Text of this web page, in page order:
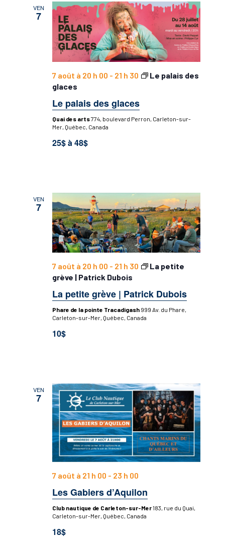
VEN
7
Le palais des glaces
7 août à 20 h 00 - 21 h 30
Le palais des
glaces
Quai des arts774, boulevard Perron, Carleton-sur-
Mer, Québec, Canada
25$ à 48$
VEN
7
La petite grève | Patrick Dubois
7 août à 20 h 00 - 21 h 30
La petite
grève | Patrick Dubois
Phare de la pointe Tracadigash 999 Av. du Phare,
Carleton-sur-Mer, Québec, Canada
10$
VEN
7
Les Gabiers d’Aquilon
7 août à 21 h 00 - 23 h 00
Club nautique de Carleton-sur-Mer183, rue du Quai,
Carleton-sur-Mer, Québec, Canada
18$